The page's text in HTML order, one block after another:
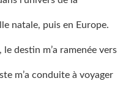
natale, puis en Europe.
destin m’a ramenée vers
m’a conduite à voyager